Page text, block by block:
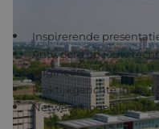
Inspirerende
Antwoord op jouw
engineers
Praktijkgerichte